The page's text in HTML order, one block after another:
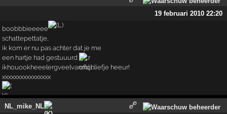
19 februari 2010 22:20
boobbbieeeee
schattepettatje,
ik kom er nu pas achter dat je me
een hartje had gestuuurd
ikhouookheeelergveelvanmijnliefje heeur!
xxxxxxxxxxxxxxxx
NL_mike_NL